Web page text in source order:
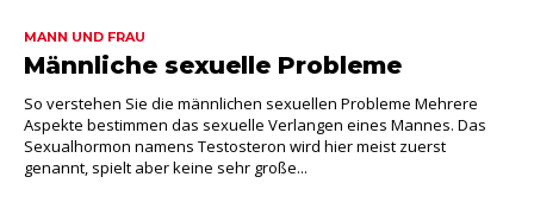
MANN UND FRAU
Männliche sexuelle Probleme
So verstehen Sie die männlichen sexuellen Probleme Mehrere
Aspekte bestimmen das sexuelle Verlangen eines Mannes. Das
Sexualhormon namens Testosteron wird hier meist zuerst
genannt, spielt aber keine sehr große...